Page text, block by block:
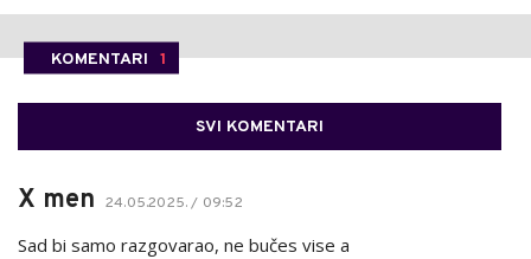
KOMENTARI 1
SVI KOMENTARI
X men 24.05.2025. / 09:52
Sad bi samo razgovarao, ne bučes vise a